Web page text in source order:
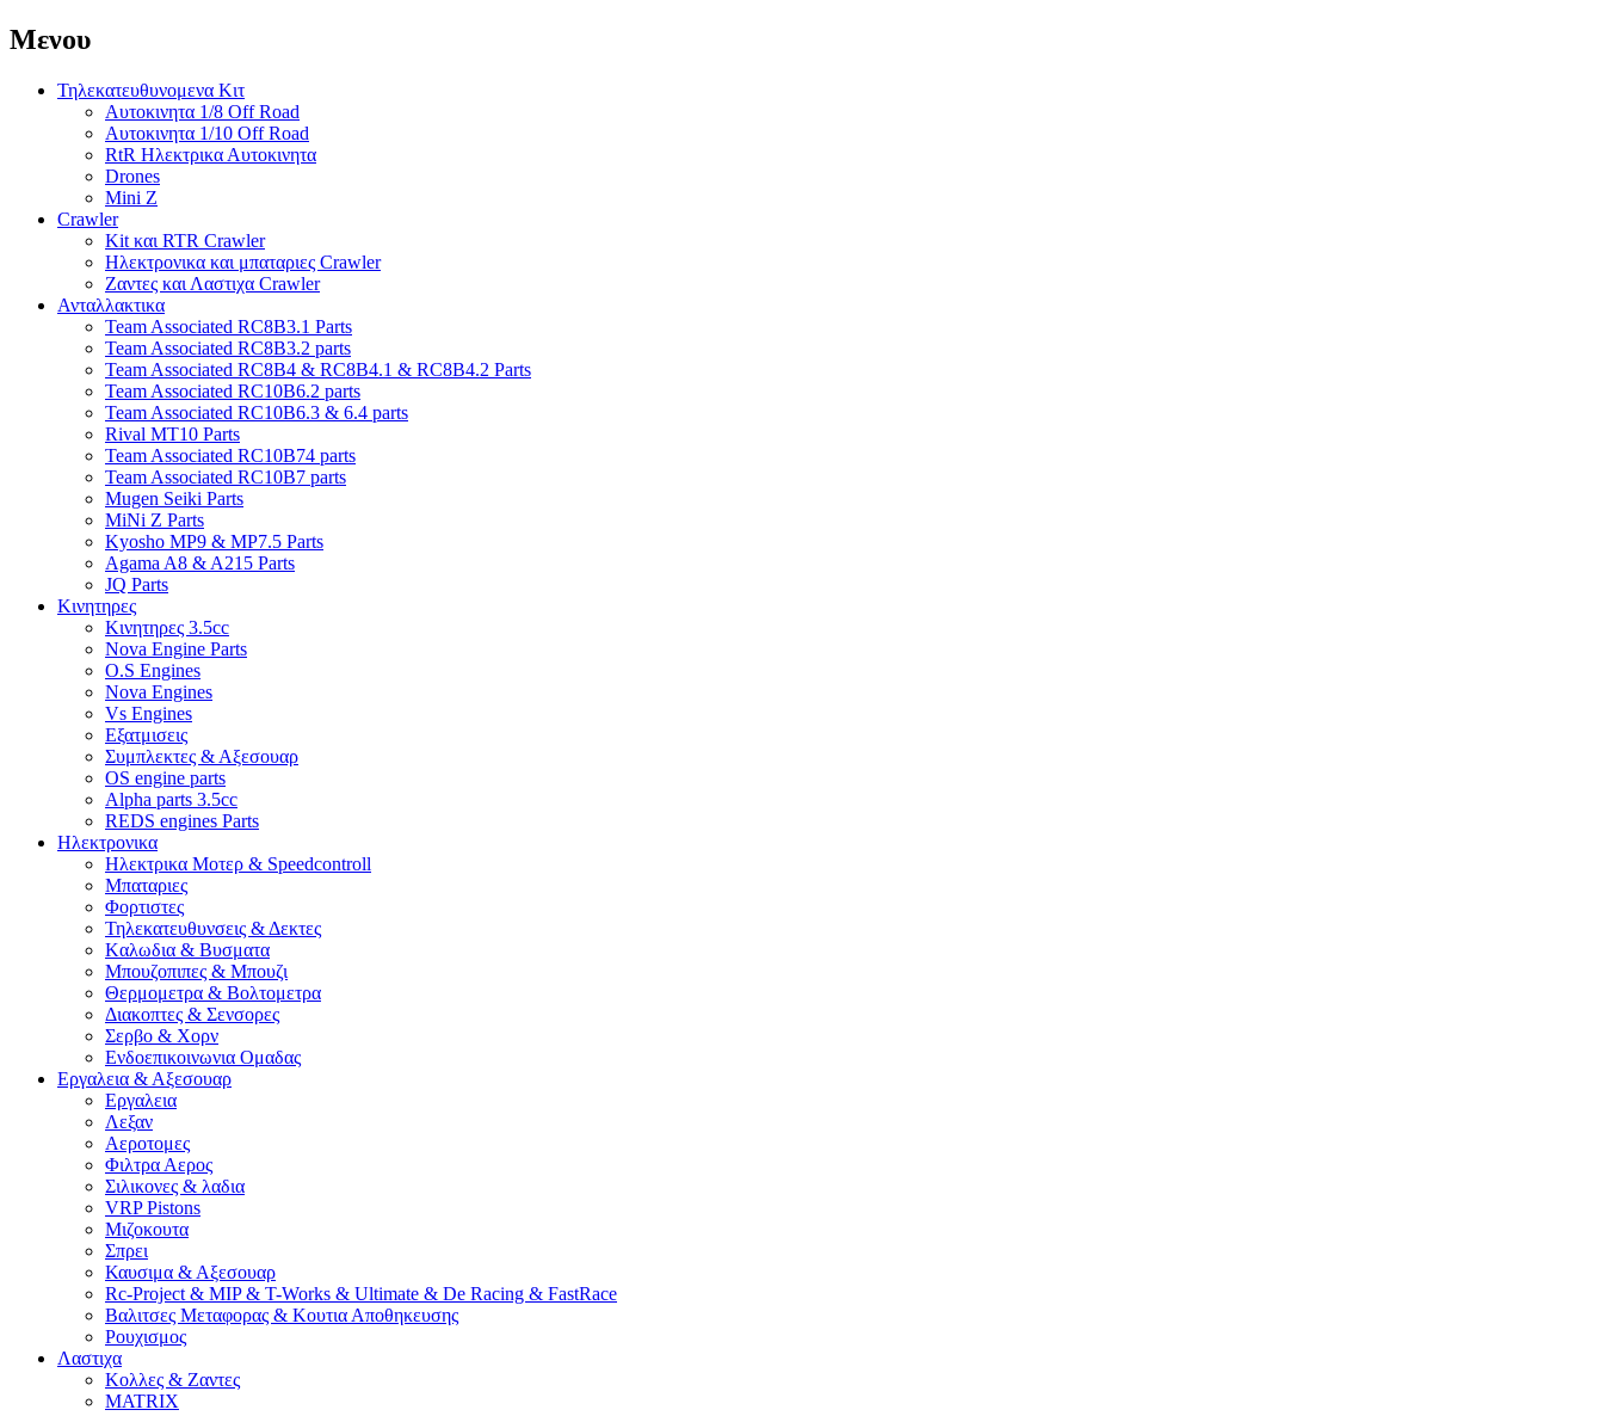
Μενου
Τηλεκατευθυνομενα Κιτ
Αυτοκινητα 1/8 Off Road
Αυτοκινητα 1/10 Off Road
RtR Ηλεκτρικα Αυτοκινητα
Drones
Mini Z
Crawler
Kit και RTR Crawler
Ηλεκτρονικα και μπαταριες Crawler
Ζαντες και Λαστιχα Crawler
Ανταλλακτικα
Team Associated RC8B3.1 Parts
Team Associated RC8B3.2 parts
Team Associated RC8B4 & RC8B4.1 & RC8B4.2 Parts
Team Associated RC10B6.2 parts
Team Associated RC10B6.3 & 6.4 parts
Rival MT10 Parts
Team Associated RC10B74 parts
Team Associated RC10B7 parts
Mugen Seiki Parts
MiNi Z Parts
Kyosho MP9 & MP7.5 Parts
Agama A8 & A215 Parts
JQ Parts
Κινητηρες
Κινητηρες 3.5cc
Nova Engine Parts
O.S Engines
Nova Engines
Vs Engines
Εξατμισεις
Συμπλεκτες & Αξεσουαρ
OS engine parts
Alpha parts 3.5cc
REDS engines Parts
Ηλεκτρονικα
Ηλεκτρικα Μοτερ & Speedcontroll
Μπαταριες
Φορτιστες
Τηλεκατευθυνσεις & Δεκτες
Kαλωδια & Βυσματα
Μπουζοπιπες & Μπουζι
Θερμομετρα & Βολτομετρα
Διακοπτες & Σενσορες
Σερβο & Χορν
Ενδοεπικοινωνια Ομαδας
Εργαλεια & Αξεσουαρ
Εργαλεια
Λεξαν
Αεροτομες
Φιλτρα Αερος
Σιλικονες & λαδια
VRP Pistons
Μιζοκουτα
Σπρει
Καυσιμα & Αξεσουαρ
Rc-Project & MIP & T-Works & Ultimate & De Racing & FastRace
Βαλιτσες Μεταφορας & Κουτια Αποθηκευσης
Ρουχισμος
Λαστιχα
Κολλες & Ζαντες
MATRIX